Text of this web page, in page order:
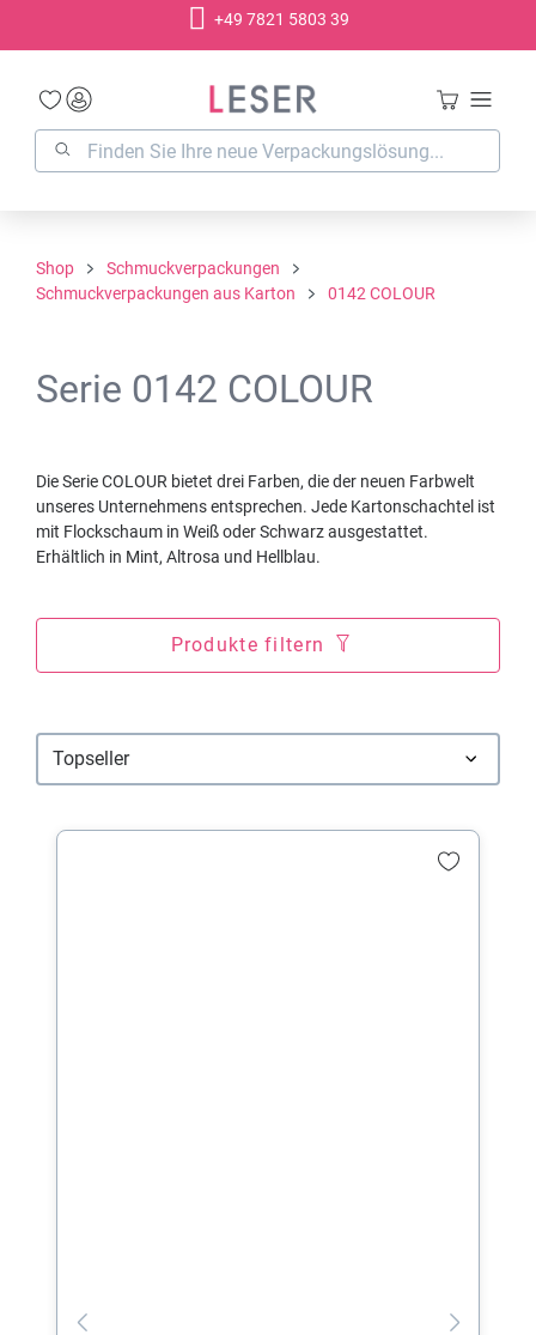
+49 7821 5803 39
Shop
Schmuckverpackungen
Schmuckverpackungen aus Karton
0142 COLOUR
Serie 0142 COLOUR
Die Serie COLOUR bietet drei Farben, die der neuen Farbwelt
unseres Unternehmens entsprechen. Jede Kartonschachtel ist
mit Flockschaum in Weiß oder Schwarz ausgestattet.
Erhältlich in Mint, Altrosa und Hellblau.
Produkte filtern